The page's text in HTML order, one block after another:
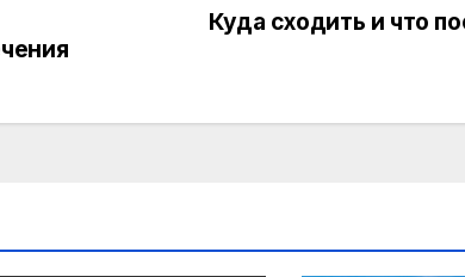
Куда сходить и что